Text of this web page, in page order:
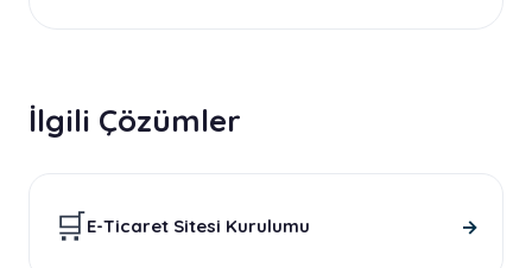
İlgili Çözümler
🛒E-Ticaret Sitesi Kurulumu →